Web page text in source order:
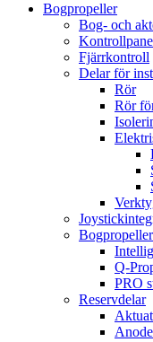
Bogpropeller
Bog- och
Fjärrkontroll
Delar för
Rör
Rör
Q-
PRO
Reservdelar